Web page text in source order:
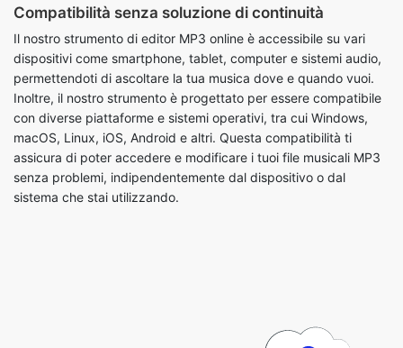
Inoltre, il nostro strumento è progettato per essere compatibile
con diverse piattaforme e sistemi operativi, tra cui Windows,
macOS, Linux, iOS, Android e altri. Questa compatibilità ti
assicura di poter accedere e modificare i tuoi file musicali MP3
senza problemi, indipendentemente dal dispositivo o dal
sistema che stai utilizzando.